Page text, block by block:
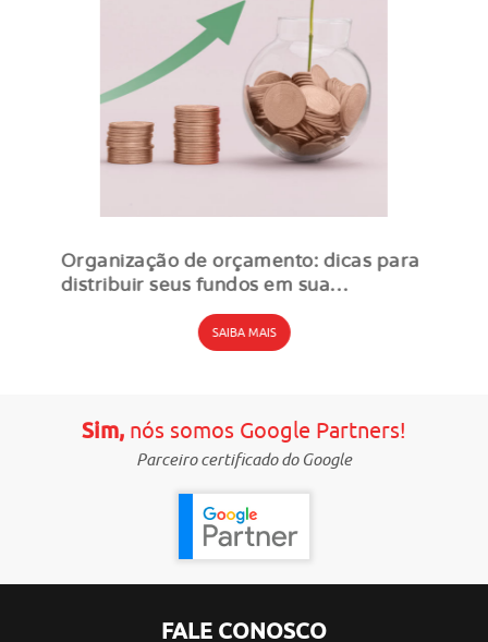
Organização de orçamento: dicas para
distribuir seus fundos em sua
SAIBA MAIS
Sim,nós somos Google Partners!
Parceiro certificado do Google
FALE CONOSCO